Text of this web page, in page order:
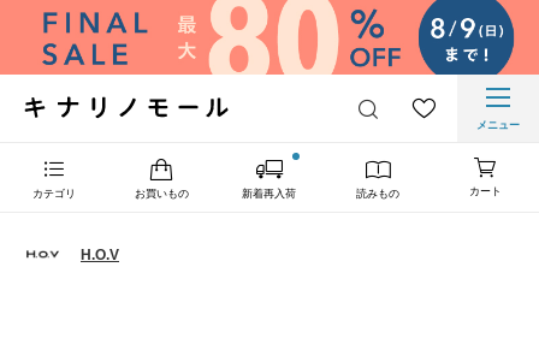
メニュー
カテゴリ お買いもの 新着再入荷 読みもの カート
H.O.V